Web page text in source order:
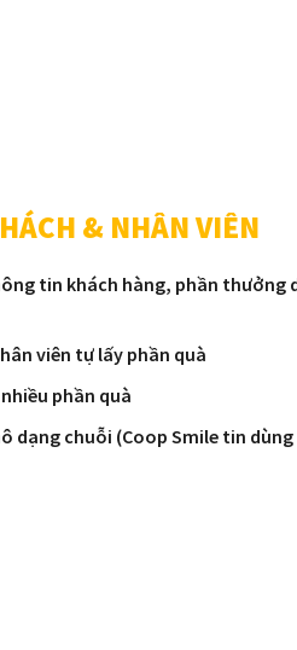
& NHÂN VIÊN
tin khách hàng, phần thưởng
viên tự lấy phần quà
phần quà
dạng chuỗi (Coop Smile tin dùng